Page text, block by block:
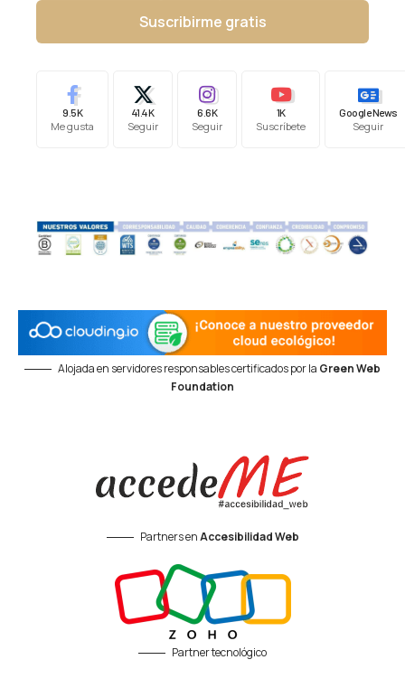
Suscribirme gratis
9.5K
Me gusta
41.4K
Seguir
6.6K
Seguir
1K
Suscríbete
Google News
Seguir
Alojada en servidores responsables certificados por la Green Web
Foundation
Partners enAccesibilidad Web
Partner tecnológico